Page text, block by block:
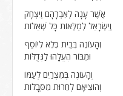
אֲשֶׁר עָנָה לְאַבְרָהָם וְיִצְחָק
וְיִשְׂרָאֵל לְמַלְּאוֹת כָּל שְׁאֵלוֹת
וְהָעוֹנֶה בְּבֵית כֶּלֶא לְיוֹסֵף
וּמִבּוֹר הֶעֱלָהוּ לַגְּדֻלּוֹת
וְהָעוֹנֶה בְּמִצְרַיִם לְעַמּוֹ
וְהוֹצִיאָם לְחֵרוּת מִסְּבָלוֹת